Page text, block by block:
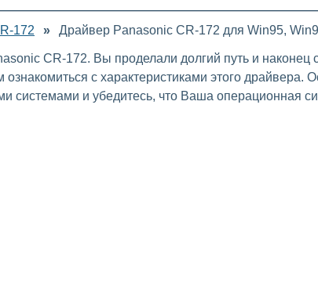
172 » Драйвер Panasonic CR-172 для Win95,
CR-172. Вы проделали долгий путь и наконец
с характеристиками этого драйвера.
системами и убедитесь, что Ваша операционная